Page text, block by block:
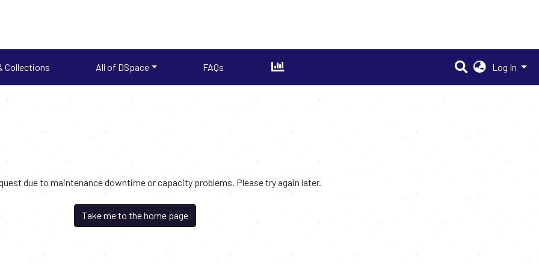
Collections All of DSpace FAQs Log In
due to maintenance downtime or capacity problems. Please try again later.
Take me to the home page